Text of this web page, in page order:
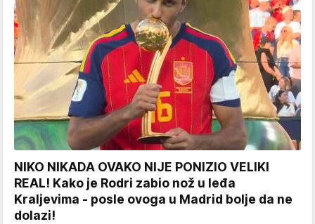
NIKO NIKADA OVAKO NIJE PONIZIO VELIKI
REAL! Kako je Rodri zabio nož u leđa
Kraljevima - posle ovoga u Madrid bolje da ne
dolazi!